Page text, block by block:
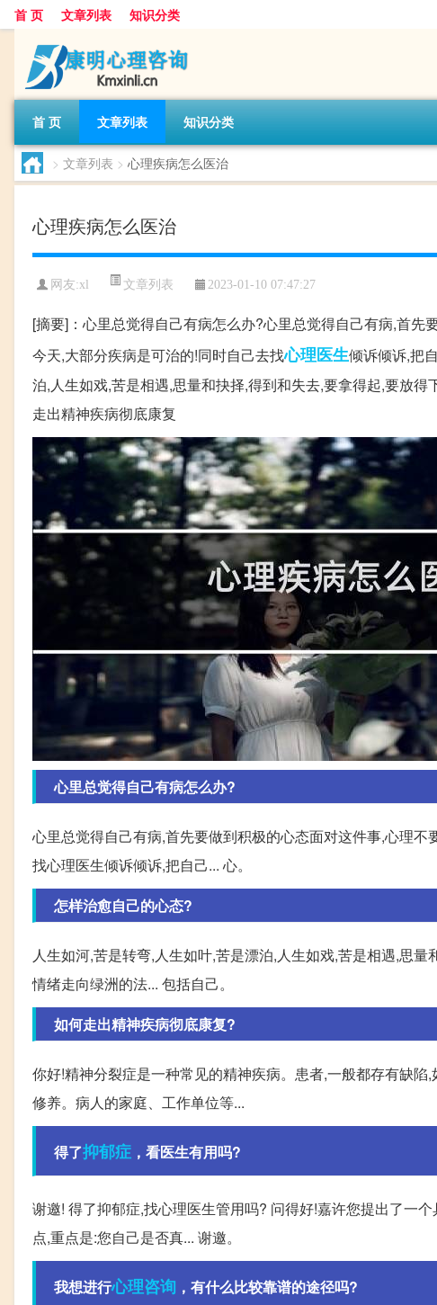
首 页 文章列表 知识分类
首 页 文章列表 知识分类
> 文章列表 > 心理疾病怎么医治
心理疾病怎么医治
网友:xl 文章列表 2023-01-10 07:47:27
[摘要]：心里总觉得自己有病怎么办?心里总觉得自己有病,首
今天,大部分疾病是可治的!同时自己去找心理医生倾诉倾诉,把
泊,人生如戏,苦是相遇,思量和抉择,得到和失去,要拿得起,要放
走出精神疾病彻底康复
心里总觉得自己有病怎么办?
心里总觉得自己有病,首先要做到积极的心态面对这件事,心理
找心理医生倾诉倾诉,把自己... 心。
怎样治愈自己的心态?
人生如河,苦是转弯,人生如叶,苦是漂泊,人生如戏,苦是相遇,思
情绪走向绿洲的法... 包括自己。
如何走出精神疾病彻底康复?
你好!精神分裂症是一种常见的精神疾病。患者,一般都存有缺
修养。病人的家庭、工作单位等...
得了抑郁症 ，看医生有用吗?
谢邀! 得了抑郁症,找心理医生管用吗? 问得好!嘉许您提出了一
点,重点是:您自己是否真... 谢邀。
我想进行心理咨询 ，有什么比较靠谱的途径吗?